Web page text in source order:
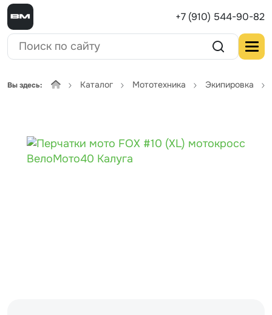
+7 (910) 544-90-82
Вы здесь: Каталог Мототехника Экипировка